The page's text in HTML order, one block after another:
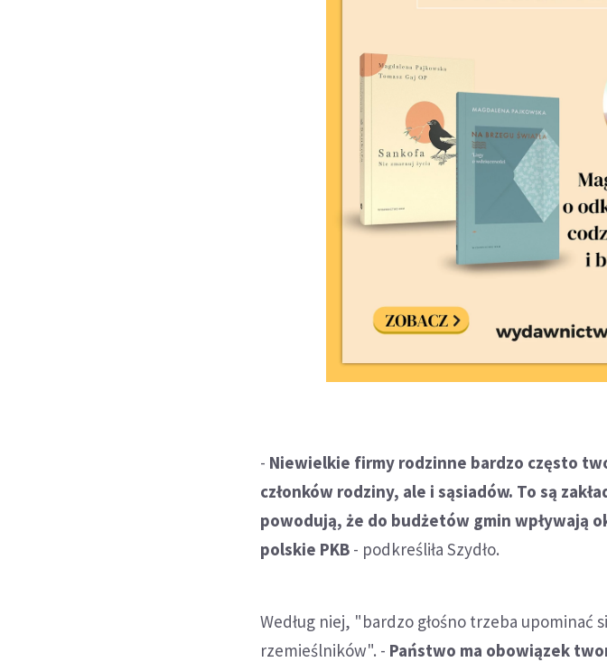
- Niewielkie firmy rodzinne bardzo często
członków rodziny, ale i sąsiadów. To są
powodują, że do budżetów gmin wpływają
polskie PKB - podkreśliła Szydło.
Według niej, "bardzo głośno trzeba upominać
rzemieślników". - Państwo ma obowiązek